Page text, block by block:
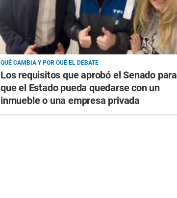
QUÉ CAMBIA Y POR QUÉ EL DEBATE
Los requisitos que aprobó el Senado para
que el Estado pueda quedarse con un
inmueble o una empresa privada